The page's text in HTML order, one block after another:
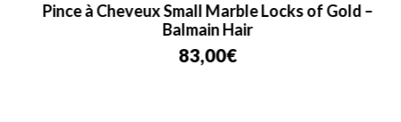
Pince à Cheveux Small Marble Locks of Gold –
Balmain Hair
83,00€